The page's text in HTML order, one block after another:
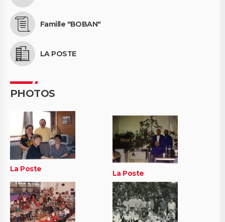
Famille "BOBAN"
LA POSTE
PHOTOS
La Poste La Poste